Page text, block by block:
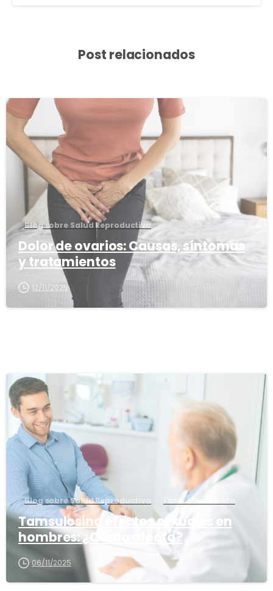
Post relacionados
Blog sobre Salud Reproductiva
Dolor de ovarios: Causas, síntomas
y tratamientos
12/11/2025
Blog sobre Salud Reproductiva Factor Masculino
Tamsulosina efectos sexuales en
hombres: ¿Cómo afecta?
06/11/2025